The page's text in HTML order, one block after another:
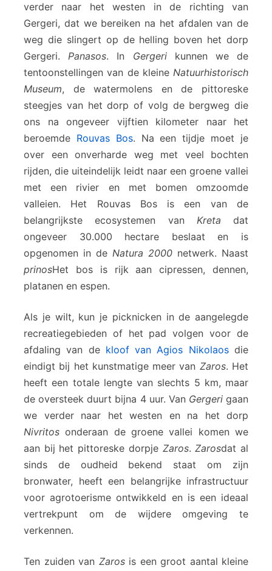
verder naar het westen in de richting van
Gergeri, dat we bereiken na het afdalen van de
weg die slingert op de helling boven het dorp
Gergeri.Panasos. In Gergerikunnen we de
tentoonstellingen van de kleine Natuurhistorisch
Museum, de watermolens en de pittoreske
steegjes van het dorp of volg de bergweg die
ons na ongeveer vijftien kilometer naar het
beroemde Rouvas Bos. Na een tijdje moet je
over een onverharde weg met veel bochten
rijden, die uiteindelijk leidt naar een groene vallei
met een rivier en met bomen omzoomde
valleien. Het Rouvas Bos is een van de
belangrijkste ecosystemen van Kreta dat
ongeveer 30.000 hectare beslaat en is
opgenomen in de Natura 2000 netwerk. Naast
prinosHet bos is rijk aan cipressen, dennen,
platanen en espen.
Als je wilt, kun je picknicken in de aangelegde
recreatiegebieden of het pad volgen voor de
afdaling van de kloof van Agios Nikolaosdie
eindigt bij het kunstmatige meer van Zaros. Het
heeft een totale lengte van slechts 5 km, maar
de oversteek duurt bijna 4 uur. Van Gergerigaan
we verder naar het westen en na het dorp
Nivritos onderaan de groene vallei komen we
aan bij het pittoreske dorpje Zaros.Zarosdat al
sinds de oudheid bekend staat om zijn
bronwater, heeft een belangrijke infrastructuur
voor agrotoerisme ontwikkeld en is een ideaal
vertrekpunt om de wijdere omgeving te
verkennen.
Ten zuiden van Zarosis een groot aantal kleine